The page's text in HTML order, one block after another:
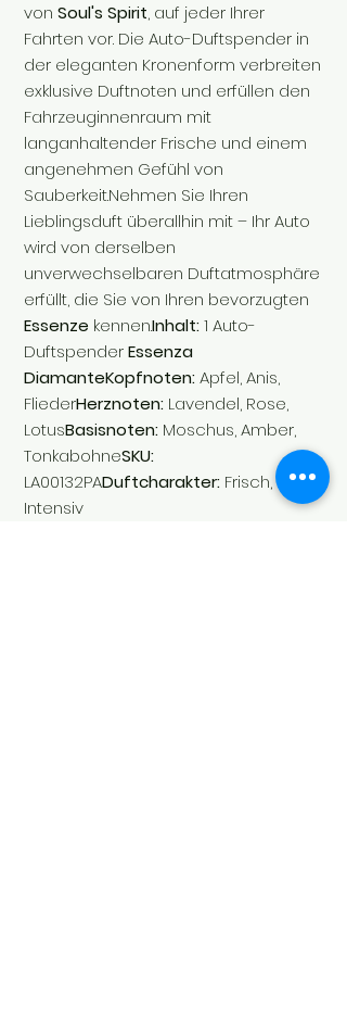
von Soul's Spirit, auf jeder Ihrer
Fahrten vor. Die Auto-Duftspender in
der eleganten Kronenform verbreiten
exklusive Duftnoten und erfüllen den
Fahrzeuginnenraum mit
langanhaltender Frische und einem
angenehmen Gefühl von
Sauberkeit.Nehmen Sie Ihren
Lieblingsduft überallhin mit – Ihr Auto
wird von derselben
unverwechselbaren Duftatmosphäre
erfüllt, die Sie von Ihren bevorzugten
Essenze kennen.Inhalt:1 Auto-
DuftspenderEssenza
DiamanteKopfnoten:Apfel, Anis,
FliederHerznoten: Lavendel, Rose,
LotusBasisnoten: Moschus, Amber,
TonkabohneSKU:
LA00132PADuftcharakter: Frisch,
Intensiv